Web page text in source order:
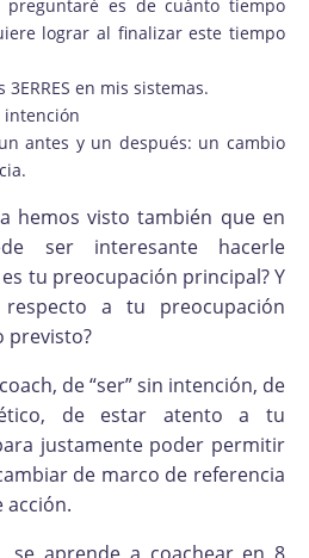
es de cuánto tiempo
lograr al finalizar este tiempo
en mis sistemas.
intención
antes y un después: un cambio
hemos visto también que en
ser interesante hacerle
tu preocupación principal? Y
a tu preocupación
previsto?
de “ser” sin intención, de
de estar atento a tu
justamente poder permitir
de marco de referencia
acción.